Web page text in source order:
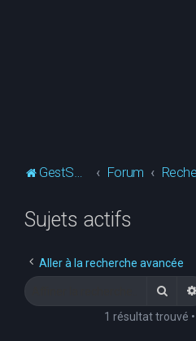
GestSup.fr Forum
Sujets actifs
Aller à la recherche avancée
1 résultat trouvé